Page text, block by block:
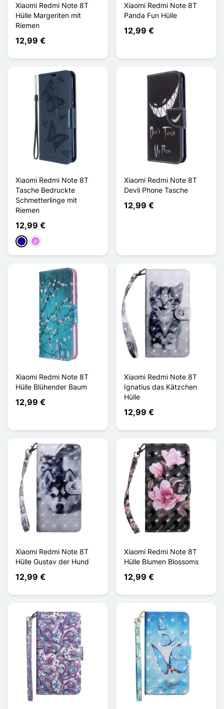
Xiaomi Redmi Note 8T
Hülle Margeriten mit
Riemen
12,99 €
Xiaomi Redmi Note 8T
Panda Fun Hülle
12,99 €
Xiaomi Redmi Note 8T
Tasche Bedruckte
Schmetterlinge mit
Riemen
12,99 €
Dunkelblau
Hellviolett
Xiaomi Redmi Note 8T
Devil Phone Tasche
12,99 €
Xiaomi Redmi Note 8T
Hülle Blühender Baum
12,99 €
Xiaomi Redmi Note 8T
Ignatius das Kätzchen
Hülle
12,99 €
Xiaomi Redmi Note 8T
Hülle Gustav der Hund
12,99 €
Xiaomi Redmi Note 8T
Hülle Blumen Blossoms
12,99 €